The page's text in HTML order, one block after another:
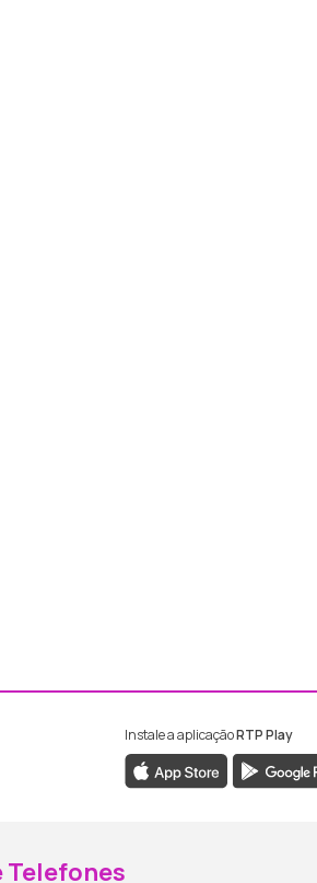
da RTP Madeira
da RTP Madeira
Instale a aplicaçãoRTP Play
Telefones